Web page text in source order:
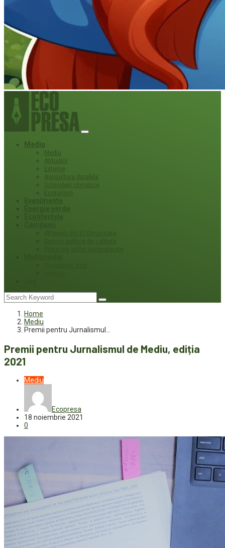
Mediu
Mediu
Atitudini
Externe
Agricultura durabila
Schimbari climatice
Ecoturism
Home
Mediu
Premii pentru Jurnalismul…
Premii pentru Jurnalismul de Mediu, ediția
2021
Mediu
Ecopresa
18 noiembrie 2021
0